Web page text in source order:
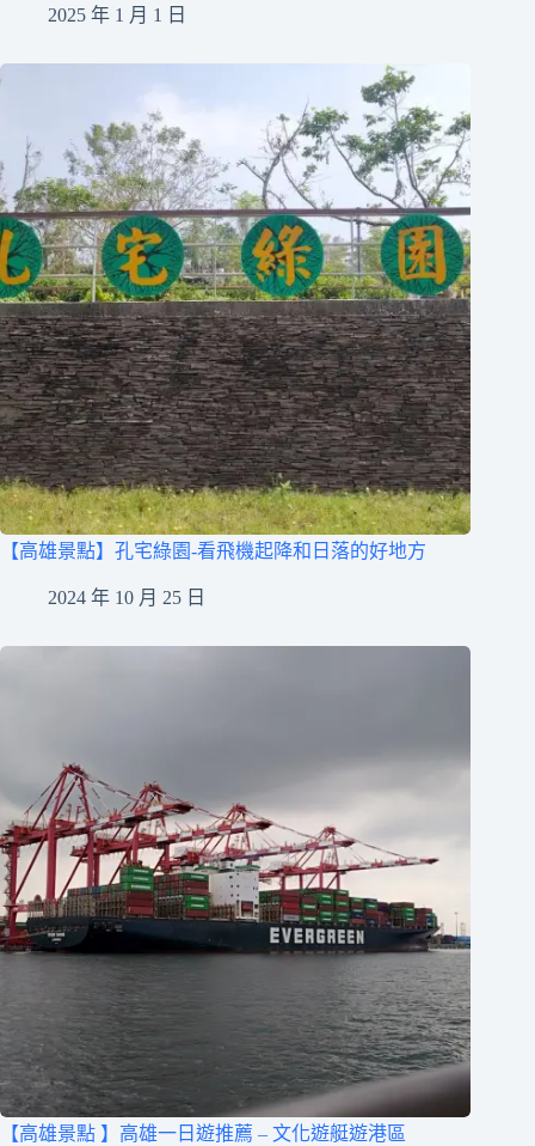
2025 年 1 月 1 日
【高雄景點】孔宅綠園-看飛機起降和日落的好地方
2024 年 10 月 25 日
【高雄景點 】高雄一日遊推薦 – 文化遊艇遊港區